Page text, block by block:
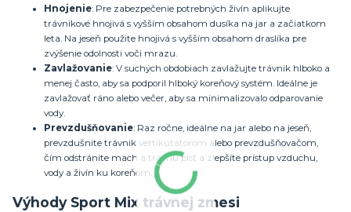
Hnojenie: Pre zabezpečenie potrebných živín aplikujte
trávnikové hnojivá s vyšším obsahom dusíka na jar a začiatkom
leta. Na jeseň použite hnojivá s vyšším obsahom draslíka pre
zvýšenie odolnosti voči mrazu.
Zavlažovanie: V suchých obdobiach zavlažujte trávnik hlboko a
menej často, aby sa podporil hlboký koreňový systém. Ideálne je
zavlažovať ráno alebo večer, aby sa minimalizovalo odparovanie
vody.
Prevzdušňovanie: Raz ročne, ideálne na jar alebo na jeseň,
prevzdušnite trávnik vertikutátorom alebo prevzdušňovačom,
čím odstránite mach a trávnu plsť a zlepšíte prístup vzduchu,
vody a živín ku koreňom.
Výhody Sport Mix trávnej zmesi